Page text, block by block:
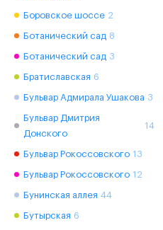
Боровское шоссе 2
Ботанический сад 8
Ботанический сад 3
Братиславская 6
Бульвар Адмирала Ушакова 3
Бульвар Дмитрия
Донского
14
Бульвар Рокоссовского 13
Бульвар Рокоссовского 12
Бунинская аллея 44
Бутырская 6